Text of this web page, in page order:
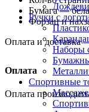
Ручки с
Наборы
Спортивные
Бумага —
Форзац и
Оплата и доставка
Оплата
Оплата